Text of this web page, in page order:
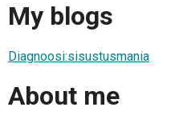
My blogs
Diagnoosi:sisustusmania
About me